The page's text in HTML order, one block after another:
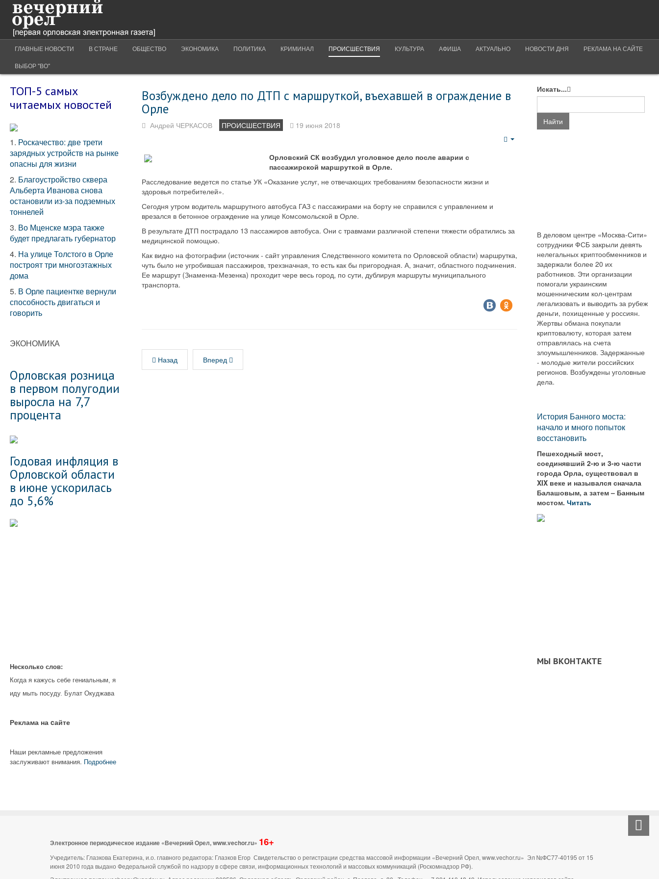
ГЛАВНЫЕ НОВОСТИ В СТРАНЕ ОБЩЕСТВО ЭКОНОМИКА ПОЛИТИКА КРИМИНАЛ ПРОИСШЕСТВИЯ КУЛЬТУРА АФИША АКТУАЛЬНО НОВОСТИ ДНЯ РЕКЛАМА НА САЙТЕ
ВЫБОР "ВО"
Возбуждено дело по ДТП с маршруткой, въехавшей в ограждение в
Орле
Андрей ЧЕРКАСОВ ПРОИСШЕСТВИЯ 19 июня 2018
Орловский СК возбудил уголовное дело после аварии с
пассажирской маршруткой в Орле.
Расследование ведется по статье УК «Оказание услуг, не отвечающих требованиям безопасности жизни и
здоровья потребителей».
Сегодня утром водитель маршрутного автобуса ГАЗ с пассажирами на борту не справился с управлением и
врезался в бетонное ограждение на улице Комсомольской в Орле.
В результате ДТП пострадало 13 пассажиров автобуса. Они с травмами различной степени тяжести обратились за
медицинской помощью.
Как видно на фотографии (источник - сайт управления Следственного комитета по Орловской области) маршрутка,
чуть было не угробившая пассажиров, трехзначная, то есть как бы пригородная. А, значит, областного подчинения.
Ее маршрут (Знаменка-Мезенка) проходит чере весь город, по сути, дублируя маршруты муниципального
транспорта.
Назад Вперед
ТОП-5 самых
читаемых новостей
1. Роскачество: две трети
зарядных устройств на рынке
опасны для жизни
2. Благоустройство сквера
Альберта Иванова снова
остановили из-за подземных
тоннелей
3. Во Мценске мэра также
будет предлагать губернатор
4. На улице Толстого в Орле
построят три многоэтажных
дома
5. В Орле пациентке вернули
способность двигаться и
говорить
ЭКОНОМИКА
Орловская розница
в первом полугодии
выросла на 7,7
процента
Годовая инфляция в
Орловской области
в июне ускорилась
до 5,6%
Несколько слов:
Когда я кажусь себе гениальным, я
иду мыть посуду. Булат Окуджава
Реклама на cайте
Наши рекламные предложения
заслуживают внимания. Подробнее
Искать...
Найти
В деловом центре «Москва-Сити»
сотрудники ФСБ закрыли девять
нелегальных криптообменников и
задержали более 20 их
работников. Эти организации
помогали украинским
мошенническим кол-центрам
легализовать и выводить за рубеж
деньги, похищенные у россиян.
Жертвы обмана покупали
криптовалюту, которая затем
отправлялась на счета
злоумышленников. Задержанные
- молодые жители российских
регионов. Возбуждены уголовные
дела.
История Банного моста:
начало и много попыток
восстановить
Пешеходный мост,
соединявший 2-ю и 3-ю части
города Орла, существовал в
XIX веке и назывался сначала
Балашовым, а затем – Банным
мостом.Читать
МЫ ВКОНТАКТЕ
Электронное периодическое издание «Вечерний Орел, www.vechor.ru» 16+
Учредитель: Глазкова Екатерина, и.о. главного редактора: Глазков Егор Свидетельство о регистрации средства массовой информации «Вечерний Орел, www.vechor.ru» Эл №ФС77-40195 от 15
июня 2010 года выдано Федеральной службой по надзору в сфере связи, информационных технологий и массовых коммуникаций (Роскомнадзор РФ).